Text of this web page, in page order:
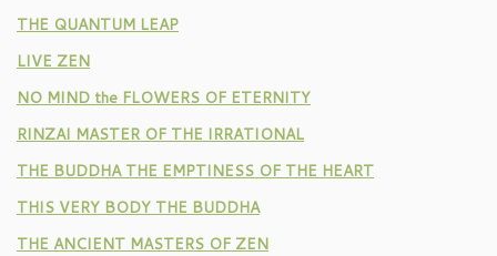
THE QUANTUM LEAP
LIVE ZEN
NO MIND the FLOWERS OF ETERNITY
RINZAI MASTER OF THE IRRATIONAL
THE BUDDHA THE EMPTINESS OF THE HEART
THIS VERY BODY THE BUDDHA
THE ANCIENT MASTERS OF ZEN